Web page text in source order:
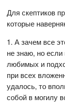
Для скептиков
которые
1. А зачем все
не знаю, но
любимых и
при всех
удалось, то
собой в могилу